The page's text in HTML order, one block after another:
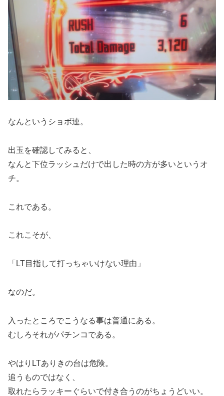
なんというショボ連。
出玉を確認してみると、
なんと下位ラッシュだけで出した時の方が多いというオ
チ。
これである。
これこそが、
「LT目指して打っちゃいけない理由」
なのだ。
入ったところでこうなる事は普通にある。
むしろそれがパチンコである。
やはりLTありきの台は危険。
追うものではなく、
取れたらラッキーぐらいで付き合うのがちょうどいい。